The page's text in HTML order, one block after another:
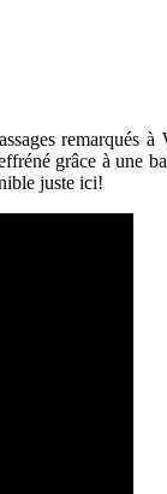
grâce à
juste ici!